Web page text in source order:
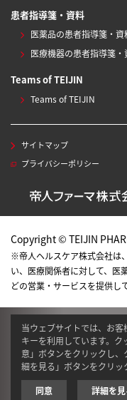
患者指導箋・資料
医薬品の患者指導箋・資
医療機器の患者指導箋・
Teams of TEIJIN
Teams of TEIJIN
サイトマップ
プライバシーポリシー
Copyright © TEIJIN
※帝人ヘルスケア株式会社は
い、医療関係者に対して、医
どの営業・サービスを提供し
当ウェブサイトでは、お
キーを利用しています。
意」ボタンをクリックし
細を見る」ボタンをクリッ
同意
詳細を見